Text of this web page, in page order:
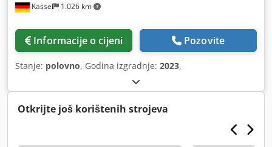
Kassel 1.026 km
Informacije o cijeni Pozovite
Stanje: polovno, Godina izgradnje: 2023,
Otkrijte još korištenih strojeva